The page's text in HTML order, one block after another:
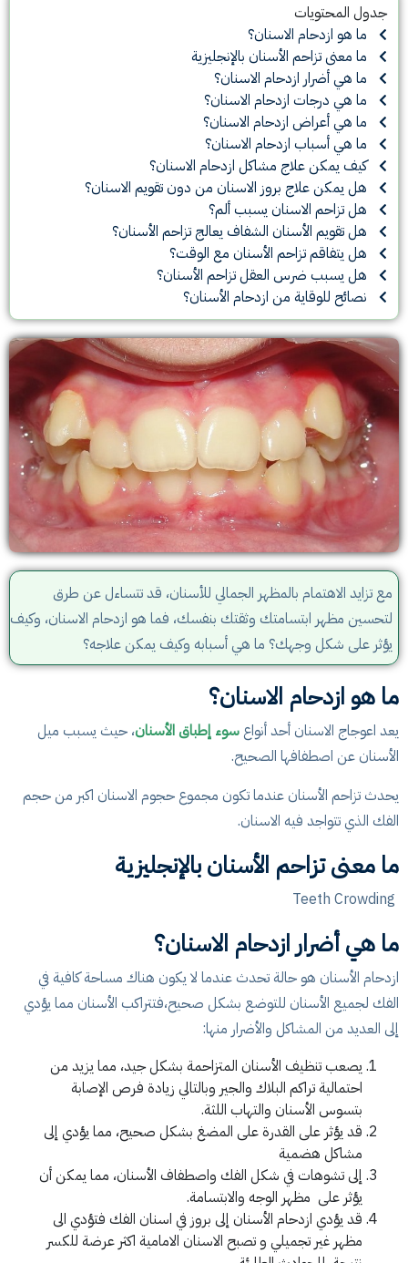
جدول المحتويات
ما هو ازدحام الاسنان؟
ما معنى تزاحم الأسنان بالإنجليزية
ما هي أضرار ازدحام الاسنان؟
ما هي درجات ازدحام الاسنان؟
ما هي أعراض ازدحام الاسنان؟
ما هي أسباب ازدحام الاسنان؟
كيف يمكن علاج مشاكل ازدحام الاسنان؟
هل يمكن علاج بروز الاسنان من دون تقويم الاسنان؟
هل تزاحم الاسنان يسبب ألم؟
هل تقويم الأسنان الشفاف يعالج تزاحم الأسنان؟
هل يتفاقم تزاحم الأسنان مع الوقت؟
هل يسبب ضرس العقل تزاحم الأسنان؟
نصائح للوقاية من ازدحام الأسنان؟
مع تزايد الاهتمام بالمظهر الجمالي للأسنان، قد تتساءل عن طرق
لتحسين مظهر ابتسامتك وثقتك بنفسك، فما هو ازدحام الاسنان، وكيف
يؤثر على شكل وجهك؟ ما هي أسبابه وكيف يمكن علاجه؟
ما هو ازدحام الاسنان؟
يعد اعوجاج الاسنان أحد أنواع سوء إطباق الأسنان، حيث يسبب ميل
الأسنان عن اصطفافها الصحيح.
يحدث تزاحم الأسنان عندما تكون مجموع حجوم الاسنان اكبر من حجم
الفك الذي تتواجد فيه الاسنان.
ما معنى تزاحم الأسنان بالإنجليزية
ما هي أضرار ازدحام الاسنان؟
ازدحام الأسنان هو حالة تحدث عندما لا يكون هناك مساحة كافية في
الفك لجميع الأسنان للتوضع بشكل صحيح،فتتراكب الأسنان مما يؤدي
إلى العديد من المشاكل والأضرار منها:
يصعب تنظيف الأسنان المتزاحمة بشكل جيد، مما يزيد من
احتمالية تراكم البلاك والجير وبالتالي زيادة فرص الإصابة
بتسوس الأسنان والتهاب اللثة.
قد يؤثر على القدرة على المضغ بشكل صحيح، مما يؤدي إلى
مشاكل هضمية
إلى تشوهات في شكل الفك واصطفاف الأسنان، مما يمكن أن
يؤثر على مظهر الوجه والابتسامة.
قد يؤدي ازدحام الأسنان إلى بروز في اسنان الفك فتؤدي الى
مظهر غير تجميلي و تصبح الاسنان الامامية اكثر عرضة للكسر